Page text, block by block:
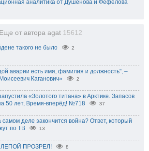
аналитика от Душенова и Фефелова
Еще от автора agat 15612
такого не было 2
аварии есть имя, фамилия и должность", –
Каганович»
2
«Золотого титана» в Арктике. Запасов
50 лет, Время-вперёд! №718
37
самом деле закончится война? Ответ, который
по ТВ
13
ПРОЗРЕЛ! 8